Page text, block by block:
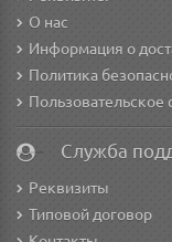
О нас
Информация о
Политика
Пользовательское
Служба
Реквизиты
Типовой договор